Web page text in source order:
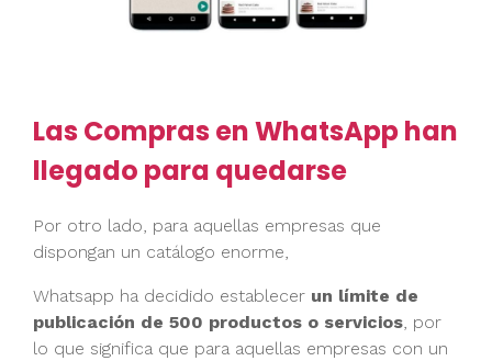
Las Compras en WhatsApp han
llegado para quedarse
Por otro lado, para aquellas empresas que
dispongan un catálogo enorme,
Whatsapp ha decidido establecer un límite de
publicación de 500 productos o servicios, por
lo que significa que para aquellas empresas con un